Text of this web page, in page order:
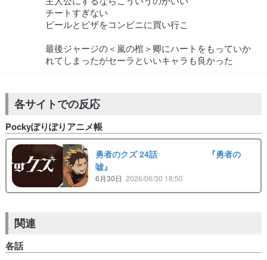
チートすぎない
ビールとピザをコンビニに買い行こ
最後ジャージの＜嵐の棺＞卿にハートをもっていか
れてしまったがセーラといいキャラも良かった
各サイトでの反応
Pockyぽりぽりアニメ帳
勇者のクズ 24話 『勇者の
嘘』
6月30日 2026/06/30 18:50
関連
各話